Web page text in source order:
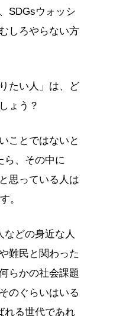
SDGsウォッシ
しろやらない方
たい人」は、ど
ょう？
ことではないと
ら、その中に
思っている人は
。
などの身近な人
難民と関わった
らかの社会課題
のぐらいはいる
れる世代であれ